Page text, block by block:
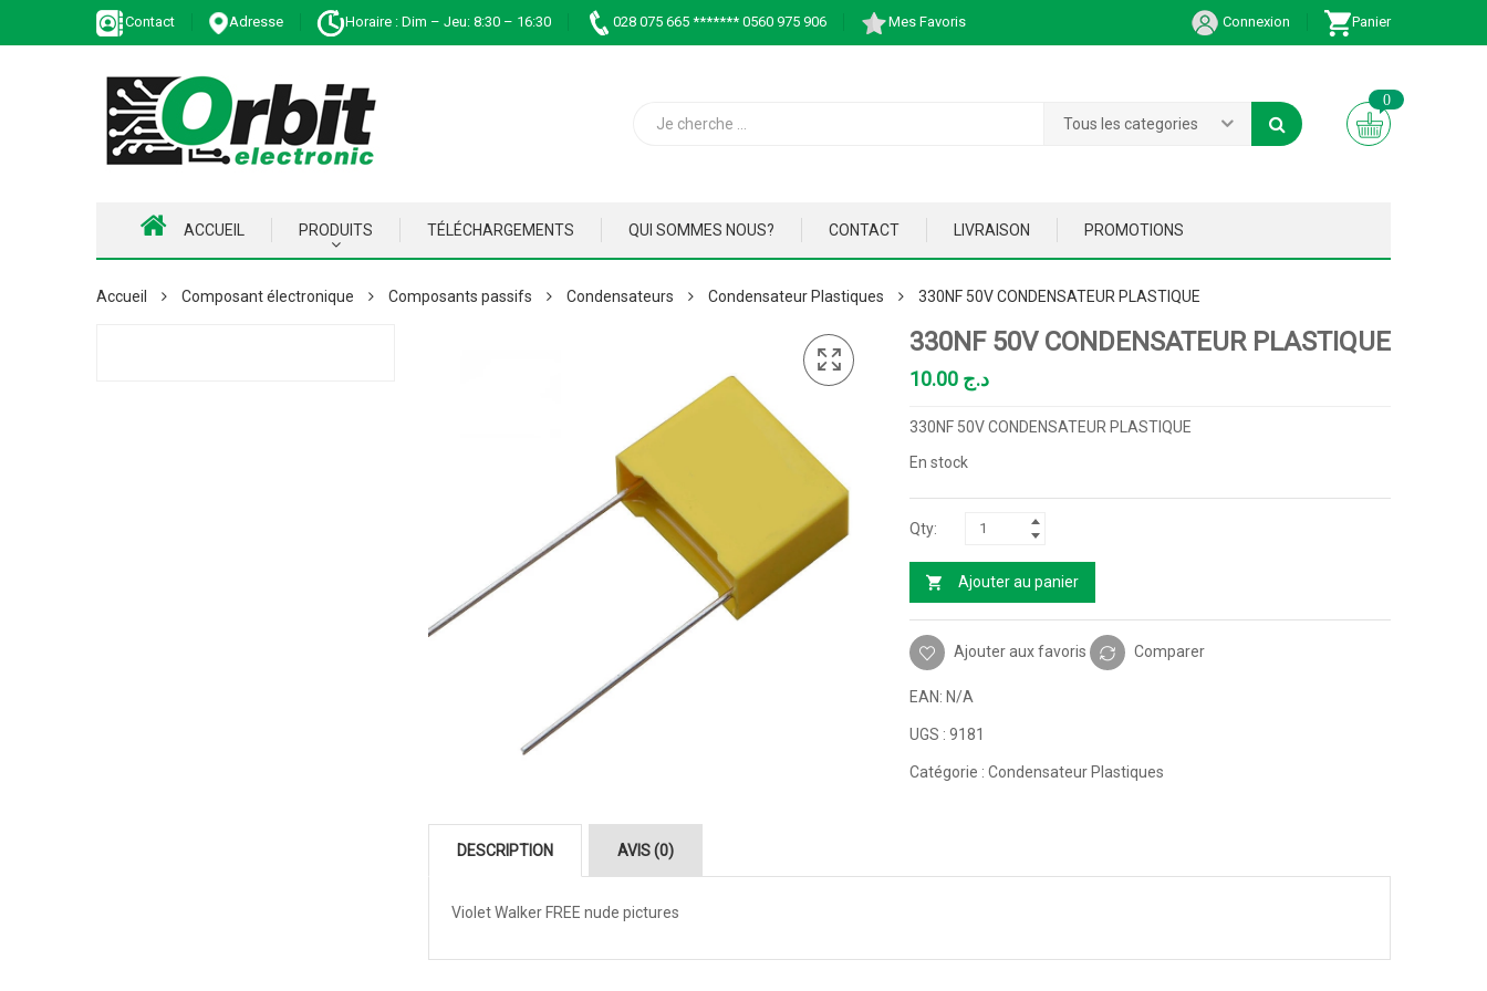
Contact Adresse Horaire : Dim – Jeu: 8:30 – 16:30 028 075 665 ******* 0560 975 906 Mes Favoris Connexion Panier
Tous les categories
0
ACCUEIL PRODUITS TÉLÉCHARGEMENTS QUI SOMMES NOUS? CONTACT LIVRAISON PROMOTIONS
Accueil Composant électronique Composants passifs Condensateurs Condensateur Plastiques 330NF 50V CONDENSATEUR PLASTIQUE
330NF 50V CONDENSATEUR PLASTIQUE
د.ج
330NF 50V CONDENSATEUR PLASTIQUE
En stock
Ajouter au panier
Ajouter aux favoris Comparer
EAN: N/A
UGS : 9181
Catégorie : Condensateur Plastiques
DESCRIPTION AVIS (0)
Violet Walker FREE nude pictures